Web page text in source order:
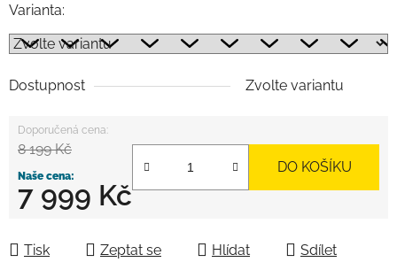
Varianta:
Dostupnost Zvolte variantu
8 199 Kč
7 999 Kč
DO KOŠÍKU
Tisk Zeptat se Hlídat Sdílet